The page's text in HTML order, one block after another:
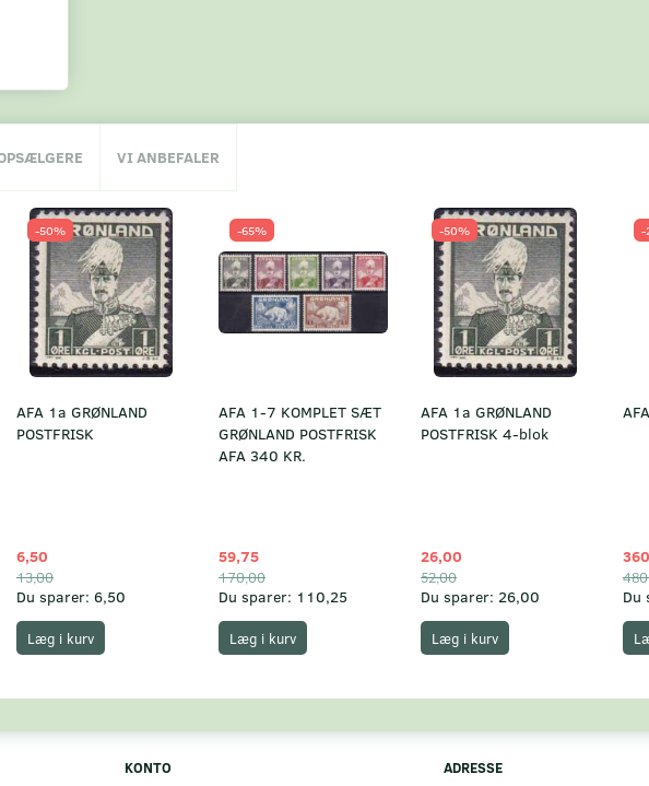
VI ANBEFALER
-50%
AFA 1a GRØNLAND
POSTFRISK
6,50
13,00
Du sparer: 6,50
Læg i kurv
-65%
AFA 1-7 KOMPLET SÆT
GRØNLAND POSTFRISK
AFA 340 KR.
59,75
170,00
Du sparer: 110,25
Læg i kurv
-50%
AFA 1a GRØNLAND
POSTFRISK 4-blok
26,00
52,00
Du sparer: 26,00
Læg i kurv
-
Du
KONTO ADRESSE